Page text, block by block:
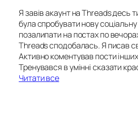
Я завів акаунт на Threads десь
була спробувати нову
позалипати на постах по
Threads сподобалась. Я писав
Активно коментував пости
Тренувався в умінні сказати
Читати все